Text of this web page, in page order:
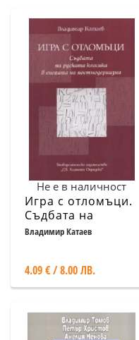
Не е в наличност
Игра с отломъци.
Съдбата на
руската класика в
Владимир Катаев
4.09 € / 8.00 ЛВ.